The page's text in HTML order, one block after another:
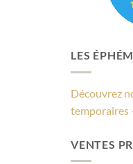
LES
Découvrez
temporaires
VENTES